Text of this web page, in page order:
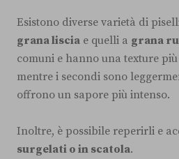
Esistono diverse varietà di
grana liscia e quelli a grana
comuni e hanno una texture
mentre i secondi sono
offrono un sapore più intenso.
Inoltre, è possibile reperirli e
surgelati o in scatola.